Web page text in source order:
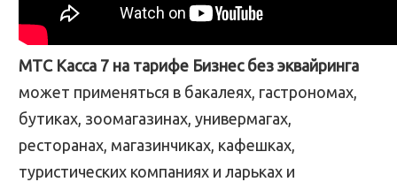
МТС Касса 7 на тарифе Бизнес без эквайринга
может применяться в бакалеях, гастрономах,
бутиках, зоомагазинах, универмагах,
ресторанах, магазинчиках, кафешках,
туристических компаниях и ларьках и